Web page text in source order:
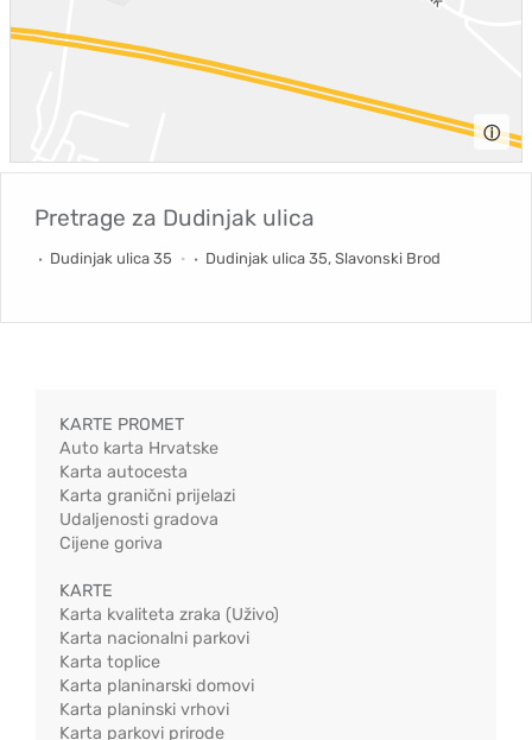
ⓘ
Pretrage za Dudinjak ulica
Dudinjak ulica 35 Dudinjak ulica 35, Slavonski Brod
KARTE PROMET
Auto karta Hrvatske
Karta autocesta
Karta granični prijelazi
Udaljenosti gradova
Cijene goriva
KARTE
Karta kvaliteta zraka (Uživo)
Karta nacionalni parkovi
Karta toplice
Karta planinarski domovi
Karta planinski vrhovi
Karta parkovi prirode